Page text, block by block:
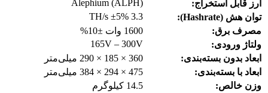
ارز قابل استخراج:
Alephium (ALPH)
توان هش (Hashrate):
3.3 TH/s ±5%
مصرف برق:
1600 وات ±10%
ولتاژ ورودی:
165V – 300V
ابعاد بدون بسته‌بندی:
360 × 185 × 290 میلی‌متر
ابعاد با بسته‌بندی:
475 × 294 × 384 میلی‌متر
وزن خالص:
14.5 کیلوگرم